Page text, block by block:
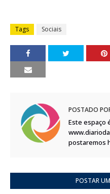
Tags Sociais
POSTADO
Este espaço
postaremos
POSTAR